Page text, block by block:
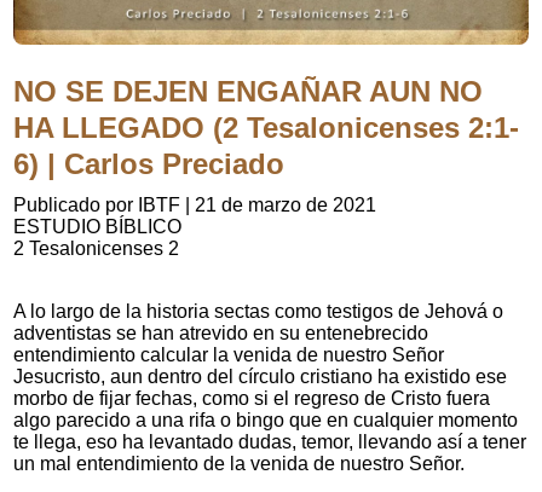
NO SE DEJEN ENGAÑAR AUN NO
HA LLEGADO (2 Tesalonicenses 2:1-
6) | Carlos Preciado
Publicado por IBTF
21 de marzo de 2021
ESTUDIO BÍBLICO
2 Tesalonicenses 2
A lo largo de la historia sectas como testigos de Jehová o
adventistas se han atrevido en su entenebrecido
entendimiento calcular la venida de nuestro Señor
Jesucristo, aun dentro del círculo cristiano ha existido ese
morbo de fijar fechas, como si el regreso de Cristo fuera
algo parecido a una rifa o bingo que en cualquier momento
te llega, eso ha levantado dudas, temor, llevando así a tener
un mal entendimiento de la venida de nuestro Señor.